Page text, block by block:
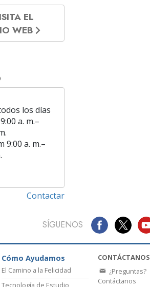
EL
WEB
los días
9:00 a. m.–
9:00 a. m.–
Contactar
SÍGUENOS
Cómo Ayudamos
El Camino a la Felicidad
Tecnología de Estudio
CONTÁCTANOS
¿Preguntas?
Contáctanos